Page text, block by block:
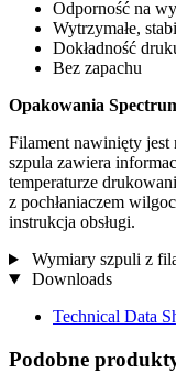
Odporność na
Wytrzymałe,
Dokładność
Bez zapachu
Opakowania
Filament nawinięty jest
szpula zawiera
temperaturze
z pochłaniaczem
instrukcja obsługi.
Wymiary szpuli z
Downloads
Technical Data
Podobne